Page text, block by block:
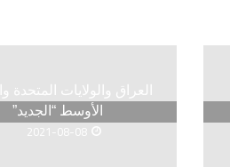
العراق والولايات المتحدة
الأوسط “الجديد”
2021-08-08